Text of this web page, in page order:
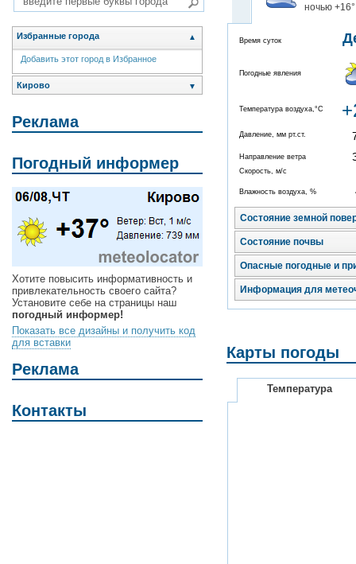
Избранные города ▲
Добавить этот город в Избранное
Кирово ▼
Реклама
Погодный информер
Хотите повысить информативность и
привлекательность своего сайта?
Установите себе на страницы наш
погодный информер!
Показать все дизайны и получить код
для вставки
Реклама
Контакты
ночью +16°
Время суток
Погодные явления
Температура воздуха,°C
Давление, мм рт.ст.
Направление ветра
Скорость, м/с
Влажность воздуха, %
Состояние земной
Состояние почвы
Опасные погодные и
Информация для
Карты погоды
Температура